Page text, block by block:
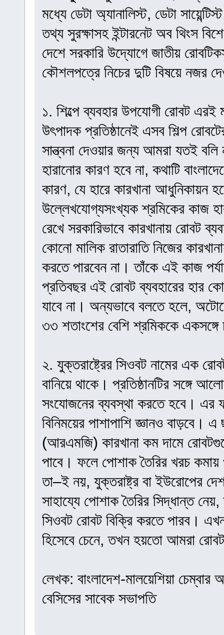
মধ্যে ডেটা অ্যানালিস্ট, ডেটা
তথ্য সুরক্ষাসহ ইন্টারনেট অব থিংস
দেশে সরকারি উদ্যোগে জাতীয়
কৌশলপত্রে নিচের দুটি বিষয়ে নজর
১. শিল্পে ব্যবহার উপযোগী রোবট
উৎপাদক প্রতিষ্ঠানেই এসব শিল্প
সান্ত্বনা দেওয়ার জন্য আমরা যতই বলি
হারানোর কারণ হবে না, কথাটি
কারণ, যে হারে কারখানা আধুনিকায়ন
উল্লেখযোগ্যসংখ্যক শ্রমিকের কাজ
রেখে সরকারিভাবে কারখানায় রোবট
কোনো মালিক রাতারাতি নিজের
করতে পারবেন না। তাঁকে এই কাজ
প্রতিবছর এই রোবট ব্যবহারের হার
যাবে না। অন্যভাবে বলতে হলে,
৩৩ শতাংশের বেশি শ্রমিককে একসঙ্গে
২. যুক্তরাষ্ট্রের সিওবট নামের এক
বানিয়ে থাকে। প্রতিষ্ঠানটির সঙ্গে
সংযোজনের ব্যবস্থা করতে হবে। এর
বিনিময়ের পাশাপাশি জ্ঞানও বাড়বে।
(আরএমজি) কারখানা কম দামে
পাবে। ফলে পোশাক তৈরির খরচ কমায়
তা–ই নয়, যুক্তরাষ্ট্র বা ইউরোপের
সাহায্যে পোশাক তৈরির সিদ্ধান্ত
সিওবট রোবট বিক্রি করতে পারব।
হিসেবে চেনে, তখন হয়তো আমরা রোবট
লেখক: বাংলাদেশ-মালয়েশিয়া চেম্বার
বেসিসের সাবেক সভাপতি